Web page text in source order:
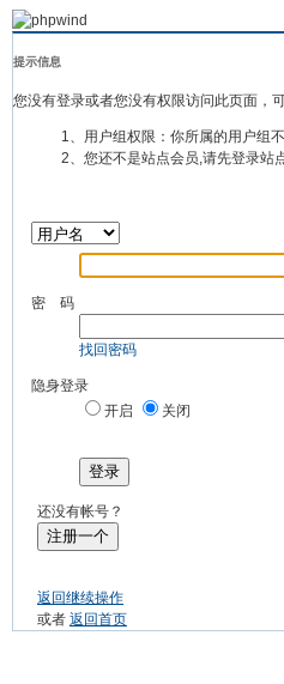
提示信息
您没有登录或者您没有权限访问此页面，
1、用户组权限：你所属的用户组
2、您还不是站点会员,请先登录站
密 码
找回密码
隐身登录
开启
关闭
登录
还没有帐号？
注册一个
返回继续操作
或者 返回首页